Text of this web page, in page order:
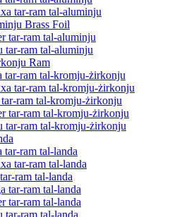
tar-ram tal-aluminju
Brass Foil
tar-ram tal-aluminju
tar-ram tal-aluminju
Ram
tar-ram tal-kromju-żirkonju
tar-ram tal-kromju-żirkonju
ram tal-kromju-żirkonju
tar-ram tal-kromju-żirkonju
tar-ram tal-kromju-żirkonju
tar-ram tal-landa
tar-ram tal-landa
ram tal-landa
tar-ram tal-landa
tar-ram tal-landa
tar-ram tal-landa